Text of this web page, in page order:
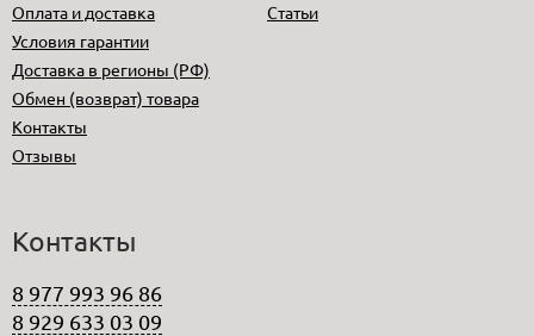
Оплата и доставка
Условия гарантии
Доставка в регионы (РФ)
Обмен (возврат) товара
Контакты
Отзывы
Статьи
Контакты
8 977 993 96 86
8 929 633 03 09